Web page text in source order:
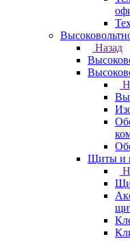
Назад
Щиты и